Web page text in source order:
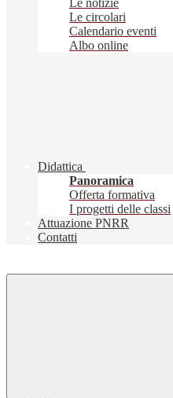
Le notizie
Le circolari
Calendario eventi
Albo online
Didattica
Panoramica
Offerta formativa
I progetti delle classi
Attuazione PNRR
Contatti